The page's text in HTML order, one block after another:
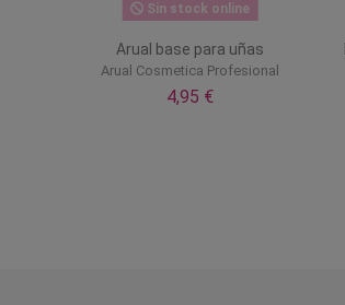
Sin stock online
Arual base para uñas
Arual Cosmetica Profesional
4,95 €